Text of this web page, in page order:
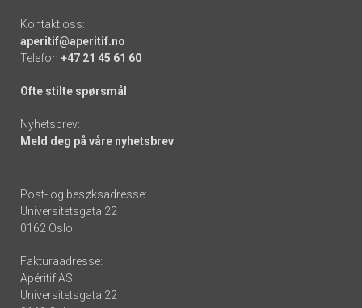
Kontakt oss:
aperitif@aperitif.no
Telefon +47 21 45 61 60
Ofte stilte spørsmål
Nyhetsbrev:
Meld deg på våre nyhetsbrev
Post- og besøksadresse:
Universitetsgata 22
0162 Oslo
Fakturaadresse:
Apéritif AS
Universitetsgata 22